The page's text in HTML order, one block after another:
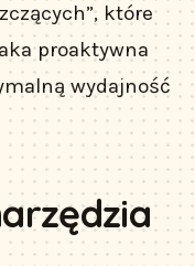
które
proaktywna
wydajność